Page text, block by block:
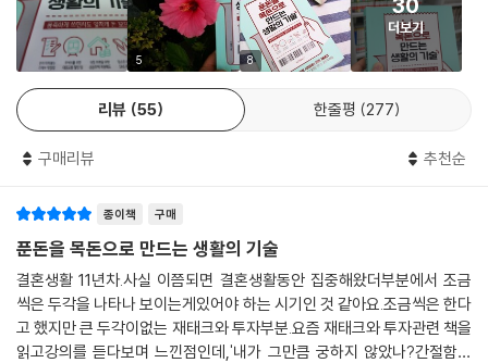
--- p.226
외화예금의 수익구조는 일반예금과 조금 다르다. 일반 정기예금은 기본금
리에서 이자소득세(15.4%)를 제외한 나머지가 수익인 반면, 외화예금은
‘(기본금리+환차익)-환전수수료’가 수익이다. 예?적금과 마찬가지로 기
본금리는 1%대에 불과하지만, 달러환율이 오를 경우 추가로 환차익을 얻
원화로 출금할 경우 환전수수료까지 부담해야 해 수익이 제로이거나 마이
이 책은 총 다섯 파트에 걸쳐 절약 및 투자 노하우를 소개한다. PART 1에
서 소개하는 생활비 절약 노하우는 결혼한 지 2년 만에 종잣돈 2억 원을 모
은 저자가 실제로 실천하고 있는 방법들이다. 모든 재테크는 생활비를 아
끼는 것에서부터 시작된다. PART 2에서는 가성비 좋고 현명한 소비 노하
며, 가성비 높은 여행으로 즐거움을 2배로 키울 수 있다. PART 3에서는
한다. 자신감의 9할은 통장잔고에서 나오고, 수북한 통장잔고는 금융지식
을 토대로 빠르게 형성된다. 금융지식이 어렵다고 피해선 안 되는 이유다.
PART 4에서는 누구나 자신에게 잘 맞는 부업을 선택하고 제2의 소득을
창출할 수 있도록 다양한 부업과 각각의 운영 노하우에 대해 소개한다. PA
RT 5에서는 재테크 초보자들이 소액으로 도전할 수 있는 다양한 투자방
5 8
더보기
리뷰 55 한줄평 277
구매리뷰 추천순
종이책 구매
푼돈을 목돈으로 만드는 생활의 기술
결혼생활 11년차.사실 이쯤되면 결혼생활동안 집중해왔더부분에서 조금
씩은 두각을 나타나 보이는게있어야 하는 시기인 것 같아요.조금씩은 한다
고 했지만 큰 두각이없는 재태크와 투자부분.요즘 재태크와 투자관련 책을
읽고강의를 듣다보며 느낀점인데,'내가 그만큼 궁하지 않았나?간절함이